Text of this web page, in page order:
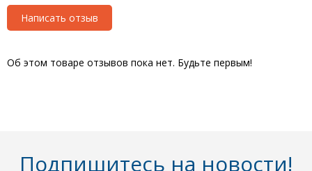
Написать отзыв
Об этом товаре отзывов пока нет. Будьте первым!
Подпишитесь на новости!